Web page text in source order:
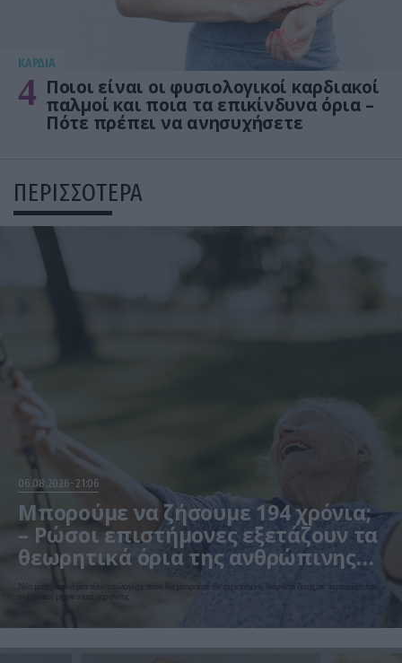
KΑΡΔΙΑ
4 Ποιοι είναι οι φυσιολογικοί καρδιακοί
παλμοί και ποια τα επικίνδυνα όρια –
Πότε πρέπει να ανησυχήσετε
ΠΕΡΙΣΣΟΤΕΡΑ
06.08.2026 21:06
Μπορούμε να ζήσουμε 194 χρόνια;
– Ρώσοι επιστήμονες εξετάζουν τα
θεωρητικά όρια της ανθρώπινης
ζωής
Νέο μαθηματικό μοντέλο υπολογίζει πόσο θα μπορούσε να επεκταθεί η διάρκεια ζωής αν περιορίζονταν
οι βασικοί μηχανισμοί γήρανσης